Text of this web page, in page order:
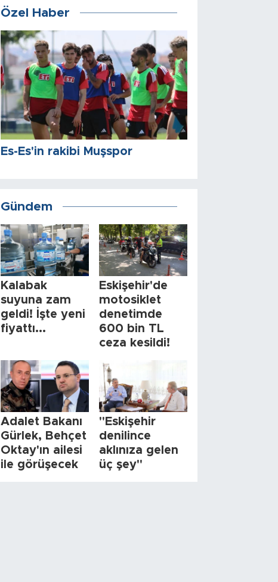
Özel Haber
Es-Es'in rakibi Muşspor
Gündem
Kalabak
suyuna zam
geldi! İşte yeni
fiyattı...
Eskişehir'de
motosiklet
denetimde
600 bin TL
ceza kesildi!
Adalet Bakanı
Gürlek, Behçet
Oktay'ın ailesi
ile görüşecek
"Eskişehir
denilince
aklınıza gelen
üç şey"